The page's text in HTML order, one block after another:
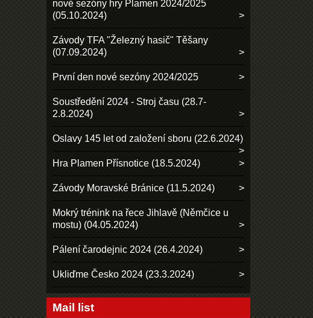
nové sezóny hry Plamen 2024/2025
(05.10.2024)
Závody TFA "Železný hasič" Těšany
(07.09.2024)
První den nové sezóny 2024/2025
Soustředění 2024 - Stroj času (28.7-
2.8.2024)
Oslavy 145 let od založení sboru (22.6.2024)
Hra Plamen Přísnotice (18.5.2024)
Závody Moravské Bránice (11.5.2024)
Mokrý trénink na řece Jihlavě (Němčice u
mostu) (04.05.2024)
Pálení čarodejnic 2024 (26.4.2024)
Ukliďme Česko 2024 (23.3.2024)
Mail list